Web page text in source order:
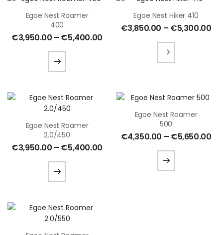
Egoe Nest Roamer
400
€3,950.00 – €5,400.00
Egoe Nest Hiker 410
€3,850.00 – €5,300.00
Egoe Nest Roamer
2.0/450
€3,950.00 – €5,400.00
Egoe Nest Roamer
500
€4,350.00 – €5,650.00